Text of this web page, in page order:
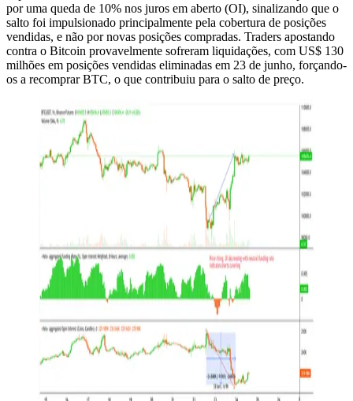
por uma queda de 10% nos juros em aberto (OI), sinalizando que o
salto foi impulsionado principalmente pela cobertura de posições
vendidas, e não por novas posições compradas. Traders apostando
contra o Bitcoin provavelmente sofreram liquidações, com US$ 130
milhões em posições vendidas eliminadas em 23 de junho, forçando-
os a recomprar BTC, o que contribuiu para o salto de preço.